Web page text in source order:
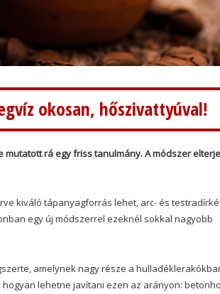
okosan, hőszivattyúval!
rá egy friss tanulmány. A módszer
kiváló tápanyagforrás lehet, arc- és
egy új módszerrel ezeknél sokkal nagyobb
amelynek nagy része a
lehetne javítani ezen az arányon: